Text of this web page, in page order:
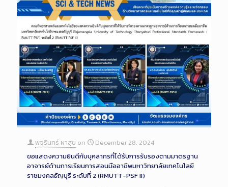
พจรินทร์ ผาสุข on
December 28, 2024
ขอแสดงความยินดีกับบุคลากรที่ได้รับการรับรองตามมาตรฐาน
อาจารย์ด้านการเรียนการสอนมืออาชีพมหาวิทยาลัยเทคโนโลยี
ราชมงคลธัญบุรี ระดับที่ 2 (RMUTT-PSF II)